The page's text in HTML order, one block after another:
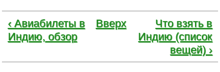
‹ Авиабилеты в
Индию, обзор
Вверх
Что взять в
Индию (список
вещей) ›